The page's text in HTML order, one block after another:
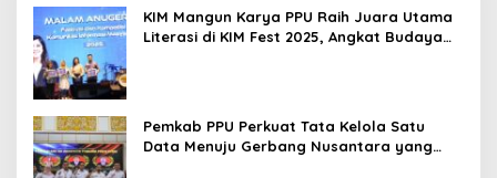
KIM Mangun Karya PPU Raih Juara Utama
Literasi di KIM Fest 2025, Angkat Budaya
Pemkab PPU Perkuat Tata Kelola Satu
Data Menuju Gerbang Nusantara yang